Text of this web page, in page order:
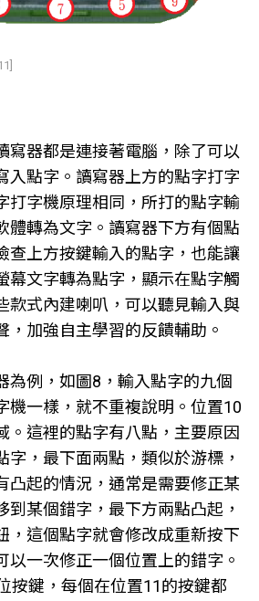
寫器都是連接著電腦，除了可以
入點字。讀寫器上方的點字打字
打字機原理相同，所打的點字輸
體轉為文字。讀寫器下方有個點
查上方按鍵輸入的點字，也能讓
幕文字轉為點字，顯示在點字觸
款式內建喇叭，可以聽見輸入與
，加強自主學習的反饋輔助。
為例，如圖8，輸入點字的九個
機一樣，就不重複說明。位置10
。這裡的點字有八點，主要原因
字，最下面兩點，類似於游標，
凸起的情況，通常是需要修正某
到某個錯字，最下方兩點凸起，
，這個點字就會修改成重新按下
以一次修正一個位置上的錯字。
按鍵，每個在位置11的按鍵都